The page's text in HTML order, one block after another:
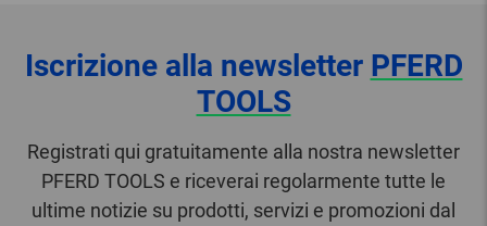
Iscrizione alla newsletter PFERD
TOOLS
Registrati qui gratuitamente alla nostra newsletter
PFERD TOOLS e riceverai regolarmente tutte le
ultime notizie su prodotti, servizi e promozioni dal